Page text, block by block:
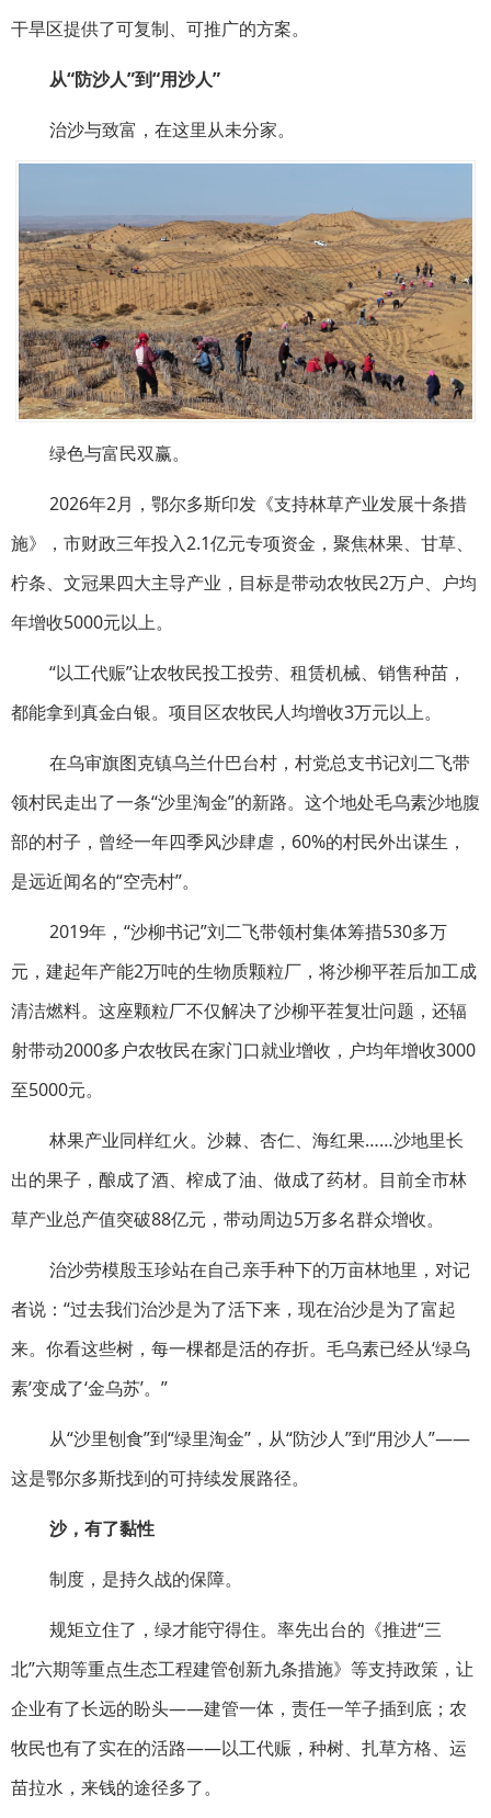
干旱区提供了可复制、可推广的方案。
从“防沙人”到“用沙人”
治沙与致富，在这里从未分家。
绿色与富民双赢。
2026年2月，鄂尔多斯印发《支持林草产业发展十条措
施》，市财政三年投入2.1亿元专项资金，聚焦林果、甘草、
柠条、文冠果四大主导产业，目标是带动农牧民2万户、户均
年增收5000元以上。
“以工代赈”让农牧民投工投劳、租赁机械、销售种苗，
都能拿到真金白银。项目区农牧民人均增收3万元以上。
在乌审旗图克镇乌兰什巴台村，村党总支书记刘二飞带
领村民走出了一条“沙里淘金”的新路。这个地处毛乌素沙地腹
部的村子，曾经一年四季风沙肆虐，60%的村民外出谋生，
是远近闻名的“空壳村”。
2019年，“沙柳书记”刘二飞带领村集体筹措530多万
元，建起年产能2万吨的生物质颗粒厂，将沙柳平茬后加工成
清洁燃料。这座颗粒厂不仅解决了沙柳平茬复壮问题，还辐
射带动2000多户农牧民在家门口就业增收，户均年增收3000
至5000元。
林果产业同样红火。沙棘、杏仁、海红果……沙地里长
出的果子，酿成了酒、榨成了油、做成了药材。目前全市林
草产业总产值突破88亿元，带动周边5万多名群众增收。
治沙劳模殷玉珍站在自己亲手种下的万亩林地里，对记
者说：“过去我们治沙是为了活下来，现在治沙是为了富起
来。你看这些树，每一棵都是活的存折。毛乌素已经从‘绿乌
素’变成了‘金乌苏’。”
从“沙里刨食”到“绿里淘金”，从“防沙人”到“用沙人”——
这是鄂尔多斯找到的可持续发展路径。
沙，有了黏性
制度，是持久战的保障。
规矩立住了，绿才能守得住。率先出台的《推进“三
北”六期等重点生态工程建管创新九条措施》等支持政策，让
企业有了长远的盼头——建管一体，责任一竿子插到底；农
牧民也有了实在的活路——以工代赈，种树、扎草方格、运
苗拉水，来钱的途径多了。